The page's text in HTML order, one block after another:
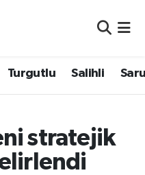
Turgutlu Salihli
stratejik